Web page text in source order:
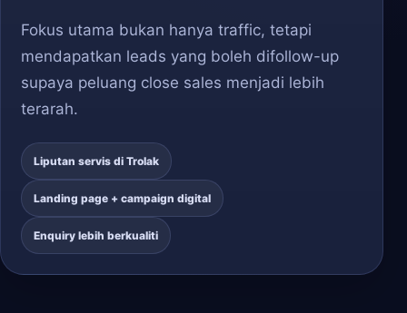
Fokus utama bukan hanya traffic, tetapi
mendapatkan leads yang boleh difollow-up
supaya peluang close sales menjadi lebih
terarah.
Liputan servis di Trolak
Landing page + campaign digital
Enquiry lebih berkualiti